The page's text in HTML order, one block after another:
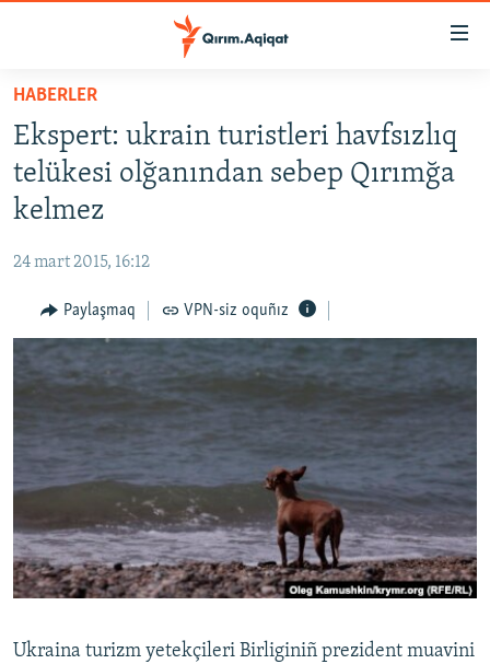
Esas
qaytmaq
Baş
navigatsiyağa
qaytmaq
Qıdıruvğa
HABERLER
SİYASET
İQTİSADİYAT
MEDENİYET
İNSAN AQLARI
VİDEO
SÜRET
BLOGLAR
Русский
Українською
HABERLER
Ekspert: ukrain turistleri havfsızlıq
telükesi olğanından sebep Qırımğa
kelmez
24 mart 2015, 16:12
Paylaşmaq VPN-siz oquñız
Ukraina turizm yetekçileri Birliginiñ prezident muavini